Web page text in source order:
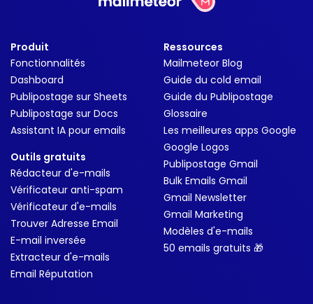
Produit
Fonctionnalités
Dashboard
Publipostage sur Sheets
Publipostage sur Docs
Assistant IA pour emails
Outils gratuits
Rédacteur d'e-mails
Vérificateur anti-spam
Vérificateur d'e-mails
Trouver Adresse Email
E-mail inversée
Extracteur d'e-mails
Email Réputation
Ressources
Mailmeteor Blog
Guide du cold email
Guide du Publipostage
Glossaire
Les meilleures apps Google
Google Logos
Publipostage Gmail
Bulk Emails Gmail
Gmail Newsletter
Gmail Marketing
Modèles d'e-mails
50 emails gratuits 🎁